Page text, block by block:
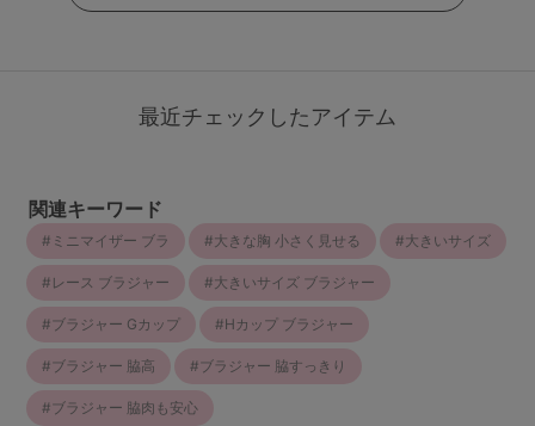
最近チェックしたアイテム
関連キーワード
ミニマイザー ブラ 大きな胸 小さく見せる 大きいサイズ
レース ブラジャー 大きいサイズ ブラジャー
ブラジャー Gカップ Hカップ ブラジャー
ブラジャー 脇高 ブラジャー 脇すっきり
ブラジャー 脇肉も安心